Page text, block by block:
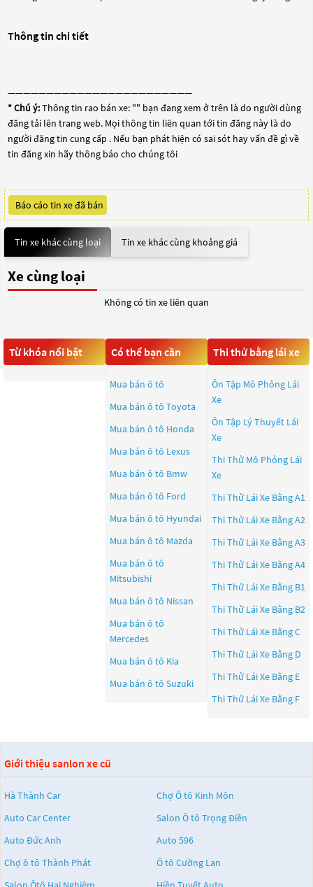
Thông tin chi tiết
————————————————————————
* Chú ý:Thông tin rao bán xe: "" bạn đang xem ở trên là do người dùng
đăng tải lên trang web. Mọi thông tin liên quan tới tin đăng này là do
người đăng tin cung cấp . Nếu bạn phát hiện có sai sót hay vấn đề gì về
tin đăng xin hãy thông báo cho chúng tôi
Báo cáo tin xe đã bán
Tin xe khác cùng loại Tin xe khác cùng khoảng giá
Xe cùng loại
Không có tin xe liên quan
Từ khóa nổi bật Có thể bạn cần
Mua bán ô tô
Mua bán ô tô Toyota
Mua bán ô tô Honda
Mua bán ô tô Lexus
Mua bán ô tô Bmw
Mua bán ô tô Ford
Mua bán ô tô Hyundai
Mua bán ô tô Mazda
Mua bán ô tô
Mitsubishi
Mua bán ô tô Nissan
Mua bán ô tô
Mercedes
Mua bán ô tô Kia
Mua bán ô tô Suzuki
Thi thử bằng lái xe
Ôn Tập Mô Phỏng Lái
Xe
Ôn Tập Lý Thuyết Lái
Xe
Thi Thử Mô Phỏng Lái
Xe
Thi Thử Lái Xe Bằng A1
Thi Thử Lái Xe Bằng A2
Thi Thử Lái Xe Bằng A3
Thi Thử Lái Xe Bằng A4
Thi Thử Lái Xe Bằng B1
Thi Thử Lái Xe Bằng B2
Thi Thử Lái Xe Bằng C
Thi Thử Lái Xe Bằng D
Thi Thử Lái Xe Bằng E
Thi Thử Lái Xe Bằng F
Giới thiệu sanlon xe cũ
Hà Thành Car
Chợ Ô tô Kinh Môn
Auto Car Center
Salon Ô tô Trọng Điền
Auto Đức Anh
Auto 596
Chợ ô tô Thành Phát
Ô tô Cường Lan